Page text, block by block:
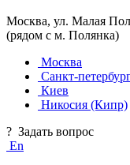
Москва, ул. Малая
(рядом с м. Полянка)
Москва
Санкт-
Киев
Никосия (Кипр)
? Задать вопрос
En